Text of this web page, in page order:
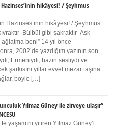
hikâyesi! / Şeyhmus
Hazinses’inin hikâyesi! / Şeyhmus
Bülbül gibi şakraktır Aşk
ağlatma beni” 14 yıl önce
2002’de yazdığım yazının son
Ermeniydi, hazin sesliydi ve
şarkısını yıllar evvel mezar taşına
böyle […]
Yılmaz Güney ile zirveye ulaşır”
yaşamını yitiren Yılmaz Güney’i